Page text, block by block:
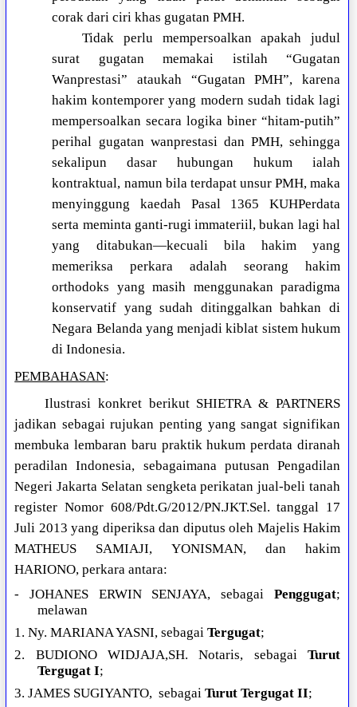
corak dari ciri khas gugatan PMH.
Tidak perlu mempersoalkan apakah judul
surat gugatan memakai istilah “Gugatan
Wanprestasi” ataukah “Gugatan PMH”, karena
hakim kontemporer yang modern sudah tidak lagi
mempersoalkan secara logika biner “hitam-putih”
perihal gugatan wanprestasi dan PMH, sehingga
sekalipun dasar hubungan hukum ialah
kontraktual, namun bila terdapat unsur PMH, maka
menyinggung kaedah Pasal 1365 KUHPerdata
serta meminta ganti-rugi immateriil, bukan lagi hal
yang ditabukan—kecuali bila hakim yang
memeriksa perkara adalah seorang hakim
orthodoks yang masih menggunakan paradigma
konservatif yang sudah ditinggalkan bahkan di
Negara Belanda yang menjadi kiblat sistem hukum
di Indonesia.
PEMBAHASAN:
Ilustrasi konkret berikut SHIETRA & PARTNERS
jadikan sebagai rujukan penting yang sangat signifikan
membuka lembaran baru praktik hukum perdata diranah
peradilan Indonesia, sebagaimana putusan Pengadilan
Negeri Jakarta Selatan sengketa perikatan jual-beli tanah
register Nomor 608/Pdt.G/2012/PN.JKT.Sel. tanggal 17
Juli 2013 yang diperiksa dan diputus oleh Majelis Hakim
MATHEUS SAMIAJI, YONISMAN, dan hakim
HARIONO, perkara antara:
- JOHANES ERWIN SENJAYA, sebagai Penggugat;
melawan
1. Ny. MARIANA YASNI, sebagaiTergugat;
2. BUDIONO WIDJAJA,SH. Notaris, sebagai Turut
Tergugat I;
3. JAMES SUGIYANTO, sebagaiTurut Tergugat II;